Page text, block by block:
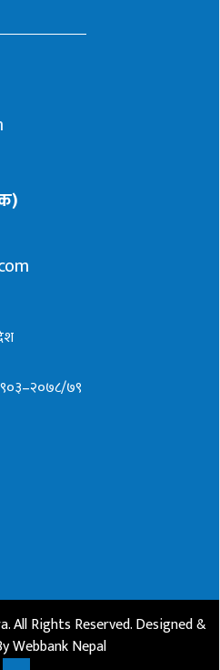
७९
. All Rights Reserved. Designed &
Webbank Nepal